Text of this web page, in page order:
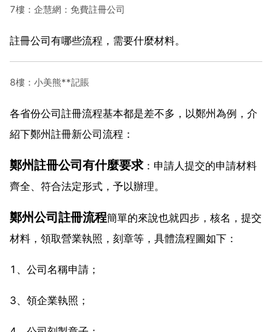
7樓：企慧網：免費註冊公司
註冊公司有哪些流程，需要什麼材料。
8樓：小美熊**記賬
各省份公司註冊流程基本都是差不多，以鄭州為例，介
紹下鄭州註冊新公司流程：
鄭州註冊公司有什麼要求：申請人提交的申請材料
齊全、符合法定形式，予以辦理。
鄭州公司註冊流程簡單的來說也就四步，核名，提交
材料，領取營業執照，刻章等，具體流程圖如下：
1、公司名稱申請；
3、領企業執照；